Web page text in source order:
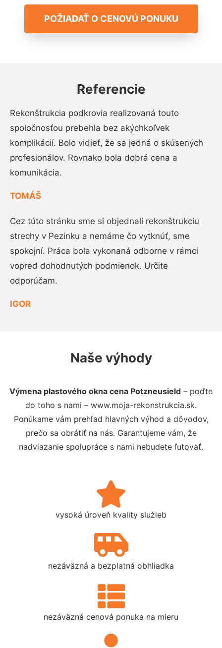
POŽIADAŤ O CENOVÚ PONUKU
Referencie
Rekonštrukcia podkrovia realizovaná touto
spoločnosťou prebehla bez akýchkoľvek
komplikácií. Bolo vidieť, že sa jedná o skúsených
profesionálov. Rovnako bola dobrá cena a
komunikácia.
TOMÁŠ
Cez túto stránku sme si objednali rekonštrukciu
strechy v Pezinku a nemáme čo vytknúť, sme
spokojní. Práca bola vykonaná odborne v rámci
vopred dohodnutých podmienok. Určite
odporúčam.
IGOR
Naše výhody
Výmena plastového okna cena Potzneusield – poďte
do toho s nami – www.moja-rekonstrukcia.sk.
Ponúkame vám prehľad hlavných výhod a dôvodov,
prečo sa obrátiť na nás. Garantujeme vám, že
nadviazanie spolupráce s nami nebudete ľutovať.
vysoká úroveň kvality služieb
nezáväzná a bezplatná obhliadka
nezáväzná cenová ponuka na mieru